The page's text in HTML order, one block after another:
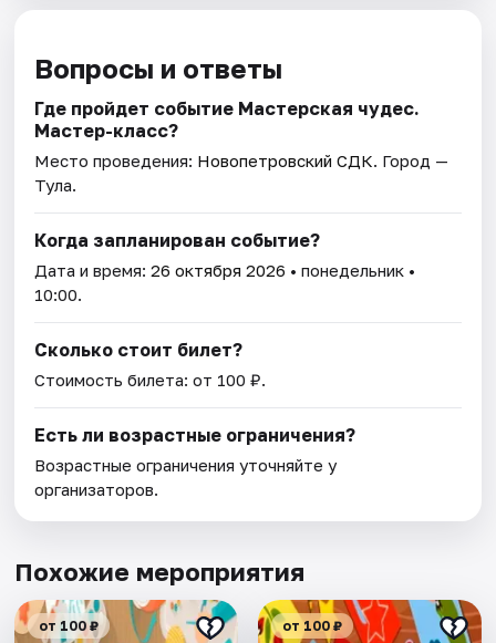
Вопросы и ответы
Где пройдет событие Мастерская чудес.
Мастер-класс?
Место проведения: Новопетровский СДК. Город —
Тула.
Когда запланирован событие?
Дата и время:26 октября 2026 • понедельник •
10:00.
Сколько стоит билет?
Стоимость билета: от 100 ₽.
Есть ли возрастные ограничения?
Возрастные ограничения уточняйте у
организаторов.
Похожие мероприятия
от 100 ₽ от 100 ₽